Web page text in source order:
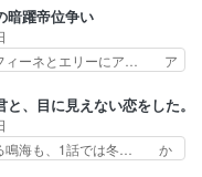
軍… 犠牲を払っても良い
… 戦闘がアッサリし過ぎ
しかないんだよ… 俺らの
バトー＆ト… イノセン
、ガイノイ… アダム・リ
授)型サ… アンドロイドも
ピ… コミカルなのにも慣
… ロボットの反乱は今と
暗躍帝位争い
ィーネとエリーにア… ア
狩猟祭とは関係… 平凡な
属性は持ち合… 神アニ
猟祭、前夜の… フィーネ
もらいたが… 第４話を
、目に見えない恋をした。
鳴海も、1話では冬… か